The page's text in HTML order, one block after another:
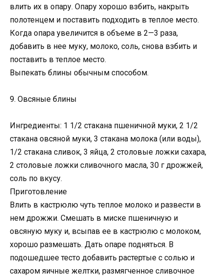
влить их в опару. Опару хорошо взбить, накрыть
полотенцем и поставить подходить в теплое место.
Когда опара увеличится в объеме в 2—3 раза,
добавить в нее муку, молоко, соль, снова взбить и
поставить в теплое место.
Выпекать блины обычным способом.
9. Овсяные блины
Ингредиенты: 1 1/2 стакана пшеничной муки, 2 1/2
стакана овсяной муки, 3 стакана молока (или воды),
1/2 стакана сливок, 3 яйца, 2 столовые ложки сахара,
2 столовые ложки сливочного масла, 30 г дрожжей,
соль по вкусу.
Приготовление
Влить в кастрюлю чуть теплое молоко и развести в
нем дрожжи. Смешать в миске пшеничную и
овсяную муку и, всыпав ее в кастрюлю с молоком,
хорошо размешать. Дать опаре подняться. В
подошедшее тесто добавить растертые с солью и
сахаром яичные желтки, размягченное сливочное